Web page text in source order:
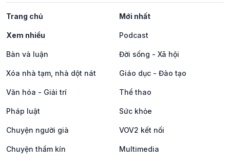
Trang chủ Mới nhất
Xem nhiều Podcast
Bàn và luận Đời sống - Xã hội
Xóa nhà tạm, nhà dột nát Giáo dục - Đào tạo
Văn hóa - Giải trí Thể thao
Pháp luật Sức khỏe
Chuyện người già VOV2 kết nối
Chuyện thầm kín Multimedia